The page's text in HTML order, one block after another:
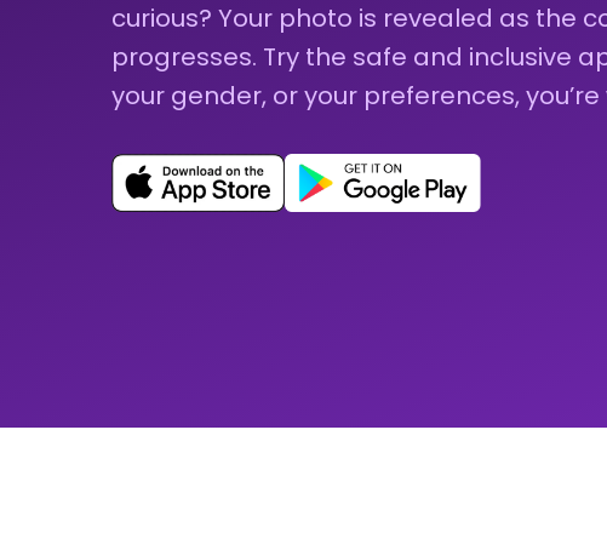
curious? Your photo is revealed as the
progresses. Try the safe and inclusive
your gender, or your preferences,